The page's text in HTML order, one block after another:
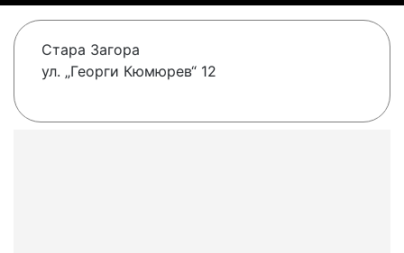
Стара Загора
ул. „Георги Кюмюрев“ 12